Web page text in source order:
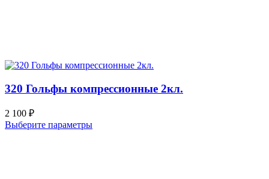
320 Гольфы компрессионные 2кл.
2 100 ₽
Выберите параметры